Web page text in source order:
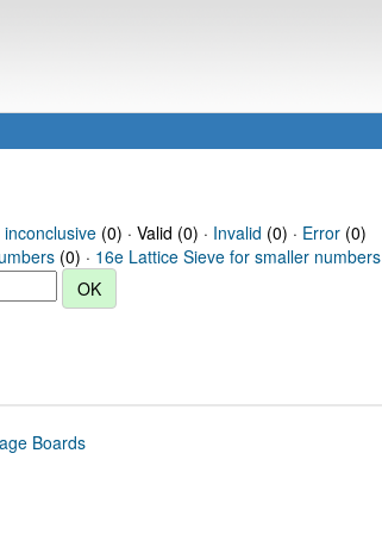
(0) · Valid (0) · Invalid (0) · Error(0)
(0) · 16e Lattice Sieve for smaller numbers
Boards